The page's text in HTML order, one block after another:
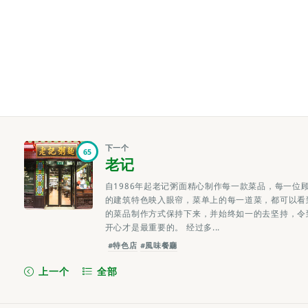
65 下一个
老记
自1986年起老记粥面精心制作每一款菜品，每一位
的建筑特色映入眼帘，菜单上的每一道菜，都可以
的菜品制作方式保持下来，并始终如一的去坚持，
开心才是最重要的。 经过多...
#特色店 #風味餐廳
上一个 全部